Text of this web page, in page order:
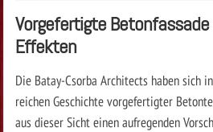
Vorgefertigte
Effekten
Die Batay-Csorba Architects haben sich
reichen Geschichte vorgefertigter
aus dieser Sicht einen aufregenden